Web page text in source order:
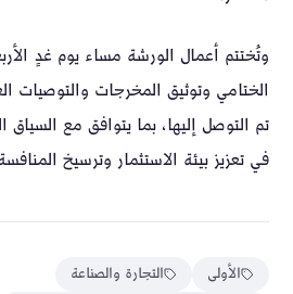
وتُختتم أعمال الورشة مساء يوم غدٍ
الختامي وتوثيق المخرجات والتوصيات
تم التوصل إليها، بما يتوافق مع
في تعزيز بيئة الاستثمار وترسيخ
الأولى
التجارة والصناعة